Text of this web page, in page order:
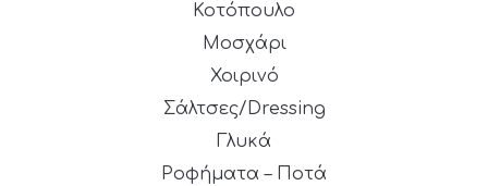
Κοτόπουλο
Μοσχάρι
Χοιρινό
Σάλτσες/Dressing
Γλυκά
Ροφήματα – Ποτά